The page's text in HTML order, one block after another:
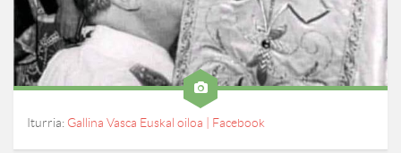
Iturria: Gallina Vasca Euskal oiloa | Facebook